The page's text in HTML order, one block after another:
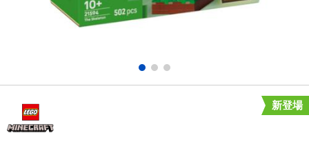
益智學習玩具
LeapFrog跳跳蛙
新登場